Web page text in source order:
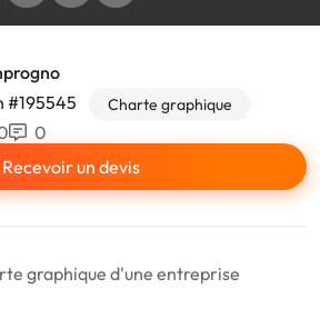
#195545
Charte graphique
0
Recevoir un devis
graphique d'une entreprise